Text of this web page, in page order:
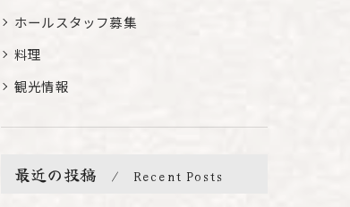
ホールスタッフ募集
料理
観光情報
最近の投稿 Recent Posts